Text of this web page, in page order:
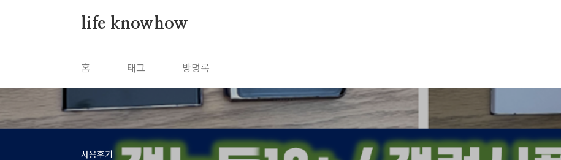
life knowhow
홈 태그 방명록
사용후기